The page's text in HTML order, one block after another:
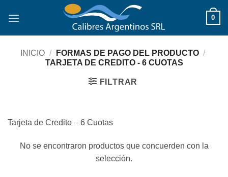
0
INICIO / FORMAS DE PAGO DEL PRODUCTO /
TARJETA DE CREDITO - 6 CUOTAS
FILTRAR
Tarjeta de Credito – 6 Cuotas
No se encontraron productos que concuerden con la
selección.